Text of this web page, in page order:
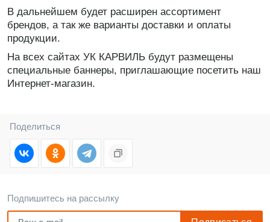
В дальнейшем будет расширен ассортимент
брендов, а так же варианты доставки и оплаты
продукции.
На всех сайтах УК КАРВИЛЬ будут размещены
специальные баннеры, приглашающие посетить наш
Интернет-магазин.
Поделиться
Подпишитесь на рассылку